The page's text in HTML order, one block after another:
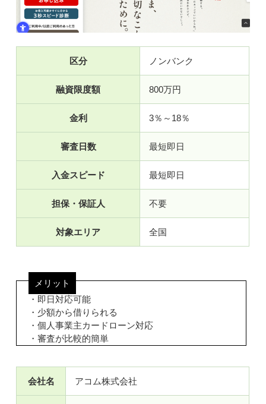
区分 ノンバンク
融資限度額 800万円
金利 3％～18％
審査日数 最短即日
入金スピード 最短即日
担保・保証人 不要
対象エリア 全国
メリット
・即日対応可能
・少額から借りられる
・個人事業主カードローン対応
・審査が比較的簡単
会社名 アコム株式会社